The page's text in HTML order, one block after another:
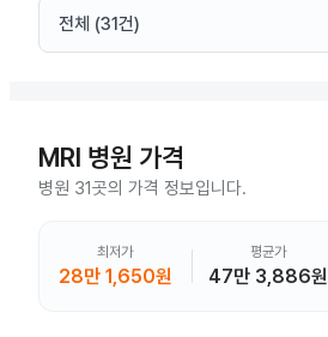
전체 (31건)
MRI 병원 가격
병원 31곳의 가격 정보입니다.
최저가
28만 1,650원
평균가
47만 3,886원